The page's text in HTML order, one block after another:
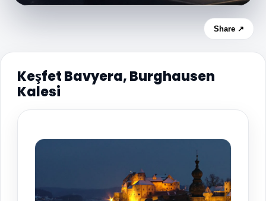
Share ↗
Keşfet Bavyera, Burghausen
Kalesi